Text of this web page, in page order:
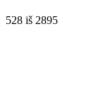
528 iš 2895